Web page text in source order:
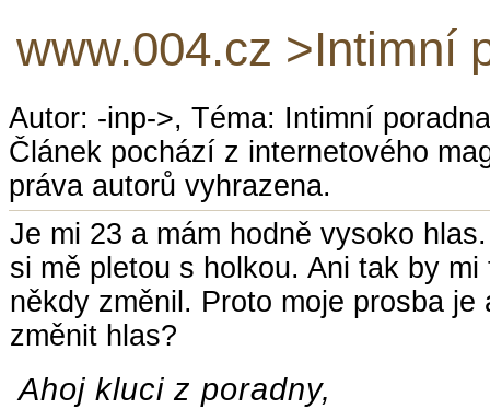
www.004.cz >Intimní
Autor: -inp->, Téma: Intimní
Článek pochází z internetového
práva autorů vyhrazena.
Je mi 23 a mám hodně vysoko
si mě pletou s holkou. Ani tak by
někdy změnil. Proto moje prosba
změnit hlas?
Ahoj kluci z poradny,